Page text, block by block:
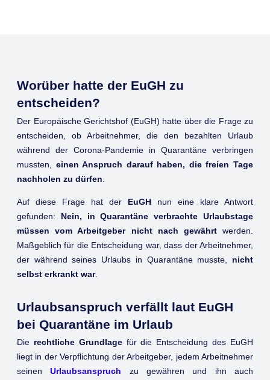
Worüber hatte der EuGH zu
entscheiden?
Der Europäische Gerichtshof (EuGH) hatte über die Frage zu
entscheiden, ob Arbeitnehmer, die den bezahlten Urlaub
während der Corona-Pandemie in Quarantäne verbringen
mussten, einen Anspruch darauf haben, die freien Tage
nachholen zu dürfen
Auf diese Frage hat der EuGH nun eine klare Antwort
gefunden: Nein, in Quarantäne verbrachte Urlaubstage
müssen vom Arbeitgeber nicht nach gewährtwerden.
Maßgeblich für die Entscheidung war, dass der Arbeitnehmer,
der während seines Urlaubs in Quarantäne musste, nicht
selbst erkrankt war.
Urlaubsanspruch verfällt laut EuGH
bei Quarantäne im Urlaub
Die rechtliche Grundlagefür die Entscheidung des EuGH
liegt in der Verpflichtung der Arbeitgeber, jedem Arbeitnehmer
seinenUrlaubsanspruch zu gewähren und ihn auch